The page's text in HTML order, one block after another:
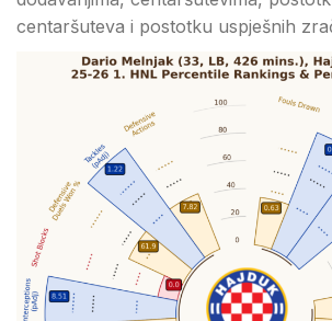
centaršuteva i postotku uspješnih